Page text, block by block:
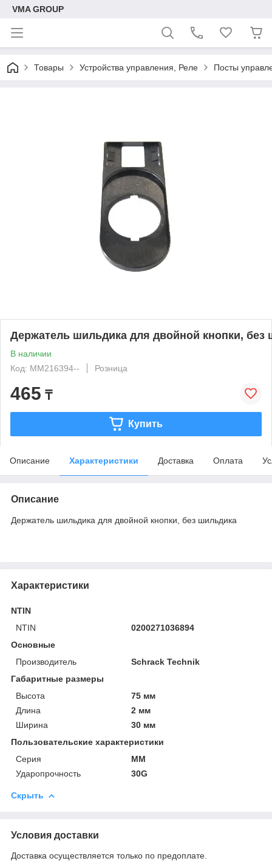
VMA GROUP
Товары Устройства управления, Реле Посты
Держатель шильдика для двойной кнопки, без
В наличии
Код: MM216394--
Розница
465 ₸
Купить
Описание Характеристики Доставка Оплата
Описание
Держатель шильдика для двойной кнопки, без шильдика
Характеристики
NTIN
NTIN
0200271036894
Основные
Производитель
Schrack Technik
Габаритные размеры
Высота
75 мм
Длина
2 мм
Ширина
30 мм
Пользовательские характеристики
Серия
MM
Ударопрочность
30G
Скрыть
Условия доставки
Доставка осуществляется только по предоплате.